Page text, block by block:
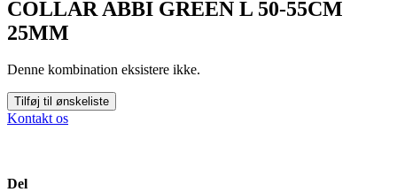
COLLAR ABBI GREEN L 50-55CM
25MM
Denne kombination eksistere ikke.
Tilføj til ønskeliste
Kontakt os
Del